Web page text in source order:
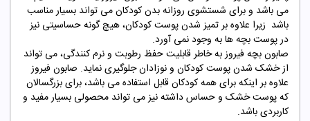
می باشد و برای شستشوی روزانه بدن کودکان می تواند بسیار مناسب
باشد زیرا علاوه بر تمیز شدن پوست کودکان، هیچ گونه حساسیتی نیز
در پوست بچه ها به وجود نمی آورد.
صابون بچه فیروز به خاطر قابلیت حفظ رطوبت و نرم کنندگی، می تواند
از خشک شدن پوست کودکان و نوزادان جلوگیری نماید. صابون فیروز
علاوه بر اینکه برای همه کودکان قابل استفاده می باشد، برای بزرگسالان
که پوست خشک و حساس داشته نیز می تواند محصولی بسیار مفید و
کاربردی باشد.